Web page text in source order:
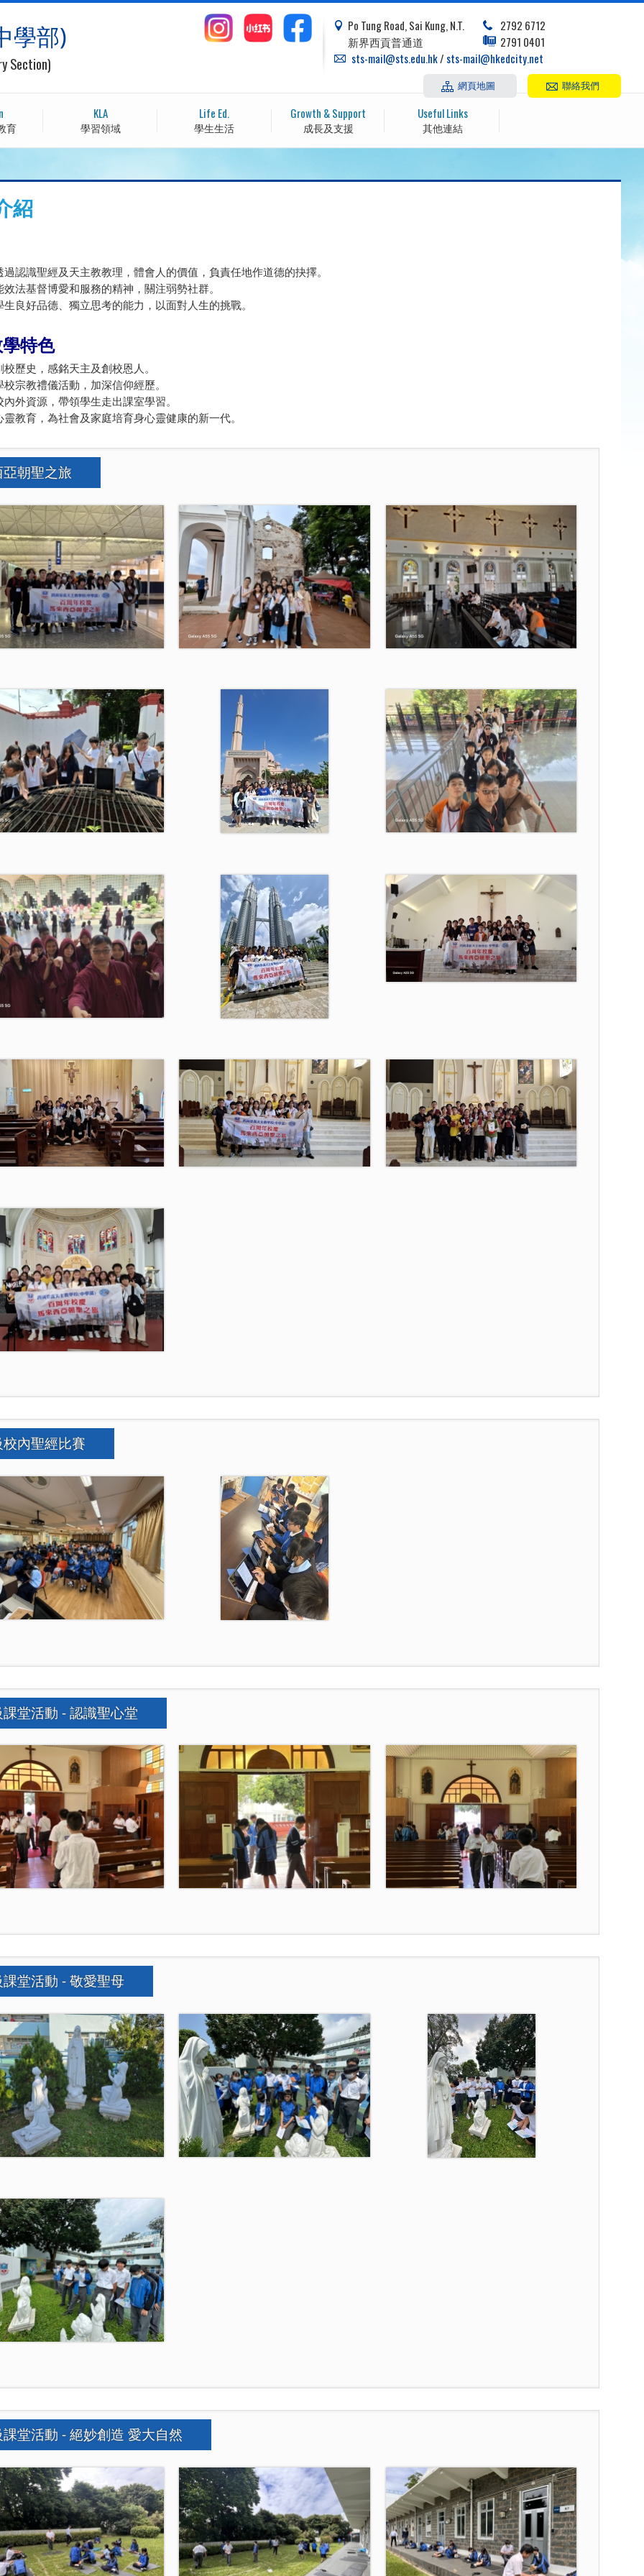
學部)
Section)
Po Tung Road, Sai Kung, N.T.
新界西貢普通道
2792 6712
2791 0401
sts-mail@sts.edu.hk/ sts-mail@hkedcity.net
聯絡我們
網頁地圖
育
KLA
學習領域
Life Ed.
學生生活
Growth & Support
成長及支援
Useful Links
其他連結
紹
認識聖經及天主教教理，體會人的價值，負責任地作道德的抉擇。
法基督博愛和服務的精神，關注弱勢社群。
良好品德、獨立思考的能力，以面對人生的挑戰。
特色
歷史，感銘天主及創校恩人。
宗教禮儀活動，加深信仰經歷。
外資源，帶領學生走出課室學習。
教育，為社會及家庭培育身心靈健康的新一代。
朝聖之旅
內聖經比賽
堂活動 - 認識聖心堂
堂活動 - 敬愛聖母
堂活動 - 絕妙創造 愛大自然